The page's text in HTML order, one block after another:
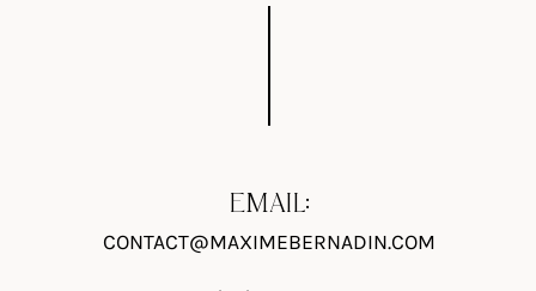
EMAIL:
CONTACT@MAXIMEBERNADIN.COM